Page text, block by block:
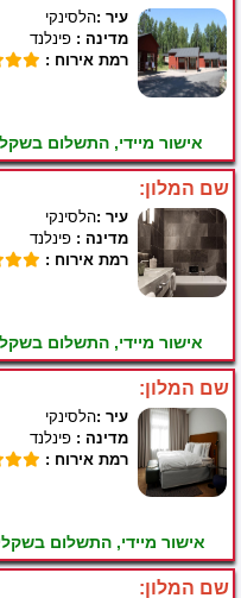
עיר :הלסינקי
מדינה : פינלנד
רמת אירוח :
אישור מיידי, התשלום
שם המלון:
עיר :הלסינקי
מדינה : פינלנד
רמת אירוח :
אישור מיידי, התשלום
שם המלון:
עיר :הלסינקי
מדינה : פינלנד
רמת אירוח :
אישור מיידי, התשלום
שם המלון: